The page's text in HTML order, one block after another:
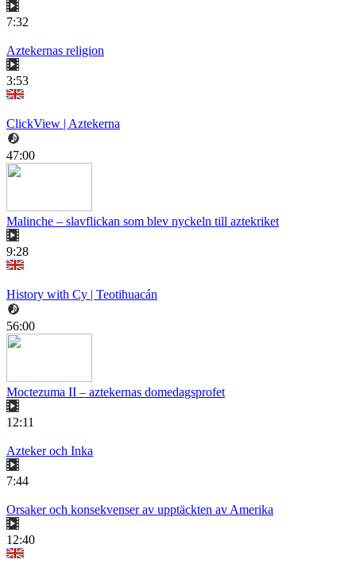
7:32
Aztekernas religion
3:53
ClickView | Aztekerna
47:00
Malinche – slavflickan som blev nyckeln till aztekriket
9:28
History with Cy | Teotihuacán
56:00
Moctezuma II – aztekernas domedagsprofet
12:11
Azteker och Inka
7:44
Orsaker och konsekvenser av upptäckten av Amerika
12:40